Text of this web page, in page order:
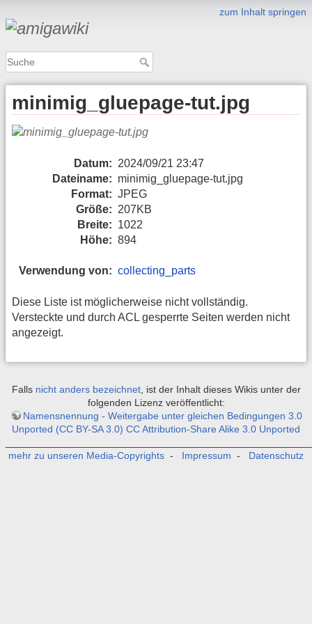
zum Inhalt springen
minimig_gluepage-tut.jpg
Datum: 2024/09/21 23:47
Dateiname: minimig_gluepage-tut.jpg
Format: JPEG
Größe: 207KB
Breite: 1022
Höhe: 894
Verwendung von: collecting_parts
Diese Liste ist möglicherweise nicht vollständig.
Versteckte und durch ACL gesperrte Seiten werden nicht
angezeigt.
Falls nicht anders bezeichnet, ist der Inhalt dieses Wikis unter der
folgenden Lizenz veröffentlicht:
Namensnennung - Weitergabe unter gleichen Bedingungen 3.0
Unported (CC BY-SA 3.0) CC Attribution-Share Alike 3.0 Unported
mehr zu unseren Media-Copyrights - Impressum - Datenschutz